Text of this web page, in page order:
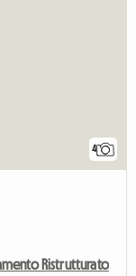
4
Ristrutturato